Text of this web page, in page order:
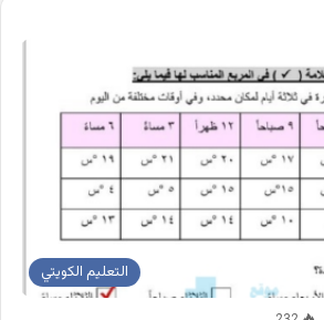
التعليم الكويتي